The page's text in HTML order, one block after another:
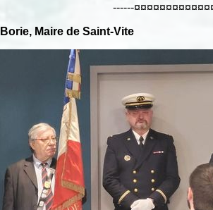
------
Maire de Saint-Vite